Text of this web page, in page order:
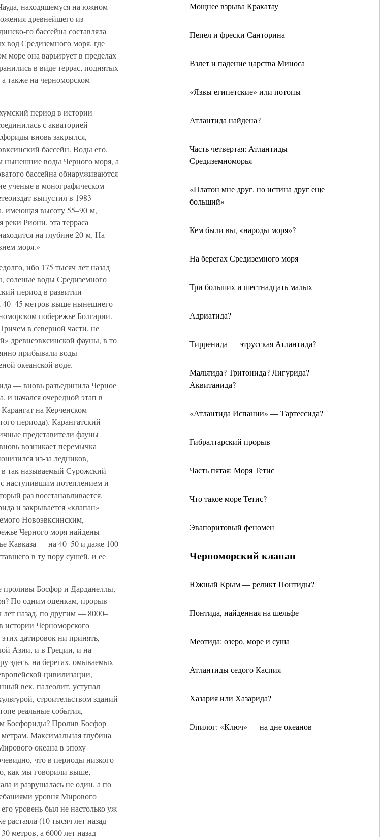
Мощнее взрыва Кракатау
Пепел и фрески Санторина
Взлет и падение царства Миноса
«Язвы египетские» или потопы
Атлантида найдена?
Часть четвертая: Атлантиды
Средиземноморья
«Платон мне друг, но истина друг еще
больший»
Кем были вы, «народы моря»?
На берегах Средиземного моря
Три больших и шестнадцать малых
Адриатида?
Тирренида — этрусская Атлантида?
Мальтида? Тритонида? Лигурида?
Аквитанида?
«Атлантида Испании» — Тартессида?
Гибралтарский прорыв
Часть пятая: Моря Тетис
Что такое море Тетис?
Эвапоритовый феномен
Черноморский клапан
Южный Крым — реликт Понтиды?
Понтида, найденная на шельфе
Меотида: озеро, море и суша
Атлантиды седого Каспия
Хазария или Хазарида?
Эпилог: «Ключ» — на дне океанов
находящемуся на южном
древнейшего из
го бассейна составляла
вод Средиземного моря, где
море она варьирует в пределах
в виде террас, поднятых
также на черноморском
период в истории
с акваторией
вновь закрылся,
бассейн. Воды его,
нынешние воды Черного моря, а
бассейна обнаруживаются
ученые в монографическом
выпустил в 1983
имеющая высоту 55–90 м,
Риони, эта терраса
на глубине 20 м. На
моря.»
ибо 175 тысяч лет назад
соленые воды Средиземного
период в развитии
40–45 метров выше нынешнего
побережье Болгарии.
в северной части, не
древнеэвксинской фауны, в то
прибывали воды
океанской воде.
— вновь разъединила Черное
и начался очередной этап в
на Керченском
периода). Карангатский
представители фауны
возникает перемычка
из-за ледников,
так называемый Сурожский
с наступившим потеплением и
раз восстанавливается.
и закрывается «клапан»
Новоэвксинским,
Черного моря найдены
Кавказа — на 40–50 и даже 100
в ту пору сушей, и ее
проливы Босфор и Дарданеллы,
По одним оценкам, прорыв
лет назад, по другим — 8000–
истории Черноморского
датировок ни принять,
Азии, и в Греции, и на
здесь, на берегах, омываемых
цивилизации,
век, палеолит, уступал
строительством зданий
реальные события,
Босфориды? Пролив Босфор
Максимальная глубина
океана в эпоху
что в периоды низкого
как мы говорили выше,
и разрушалась не один, а по
уровня Мирового
уровень был не настолько уж
(10 тысяч лет назад
метров, а 6000 лет назад